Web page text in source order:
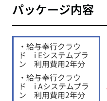
パッケージ内容
・給与奉行クラウ
ド i Eシステムプラ
ン 利用費用2年分
・給与奉行クラウ
ド i Aシステムプラ
ン 利用費用2年分